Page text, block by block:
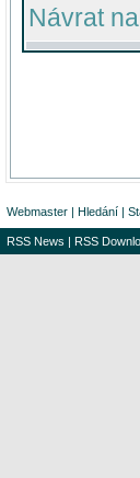
Návrat
Webmaster | Hledání |
RSS News | RSS